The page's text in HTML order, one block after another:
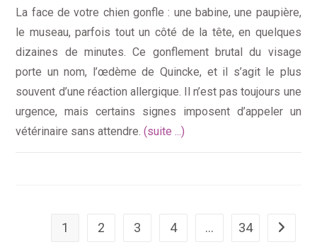
La face de votre chien gonfle : une babine, une paupière,
le museau, parfois tout un côté de la tête, en quelques
dizaines de minutes. Ce gonflement brutal du visage
porte un nom, l’œdème de Quincke, et il s’agit le plus
souvent d’une réaction allergique. Il n’est pas toujours une
urgence, mais certains signes imposent d’appeler un
vétérinaire sans attendre.(suite ...)
1 2 3 4 … 34 Aller à